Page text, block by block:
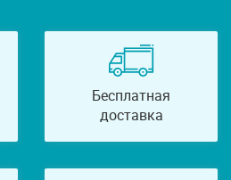
Бесплатная
доставка